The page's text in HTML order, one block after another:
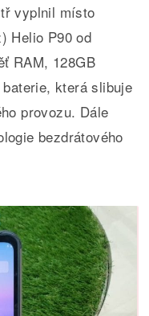
vyplnil místo
Helio P90 od
RAM, 128GB
která slibuje
provozu. Dále
bezdrátového